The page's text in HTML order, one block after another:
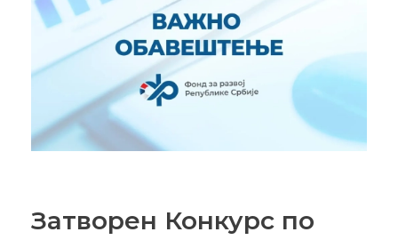
Затворен Конкурс по